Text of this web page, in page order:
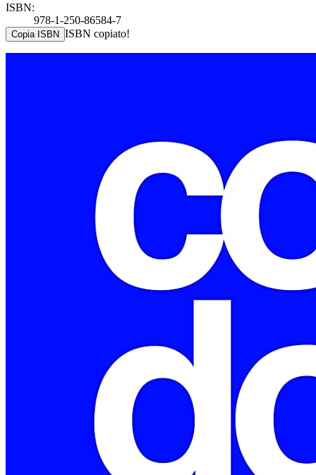
ISBN:
978-1-250-86584-7
Copia ISBN ISBN copiato!